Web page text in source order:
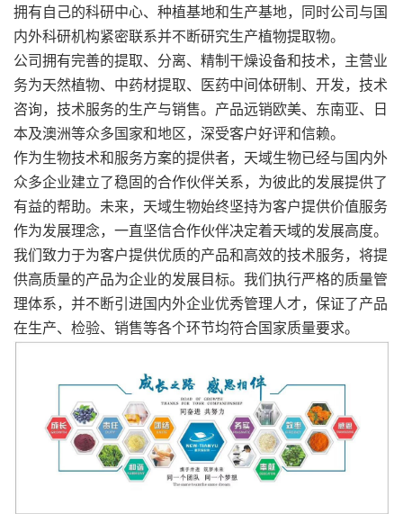
拥有自己的科研中心、种植基地和生产基地，同时公司与国
内外科研机构紧密联系并不断研究生产植物提取物。
公司拥有完善的提取、分离、精制干燥设备和技术，主营业
务为天然植物、中药材提取、医药中间体研制、开发，技术
咨询，技术服务的生产与销售。产品远销欧美、东南亚、日
本及澳洲等众多国家和地区，深受客户好评和信赖。
作为生物技术和服务方案的提供者，天域生物已经与国内外
众多企业建立了稳固的合作伙伴关系，为彼此的发展提供了
有益的帮助。未来，天域生物始终坚持为客户提供价值服务
作为发展理念，一直坚信合作伙伴决定着天域的发展高度。
我们致力于为客户提供优质的产品和高效的技术服务，将提
供高质量的产品为企业的发展目标。我们执行严格的质量管
理体系，并不断引进国内外企业优秀管理人才，保证了产品
在生产、检验、销售等各个环节均符合国家质量要求。